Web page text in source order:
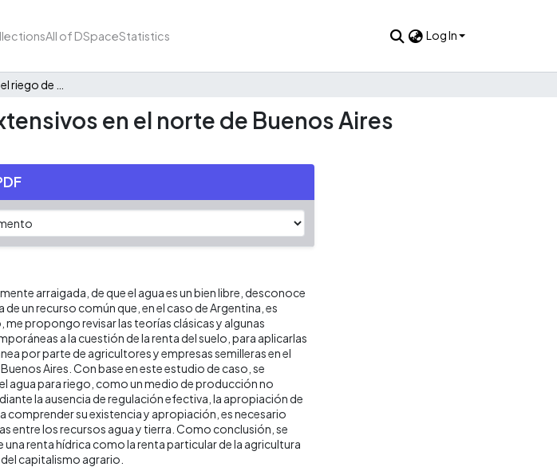
All of DSpaceStatistics Log In
en el norte de Buenos Aires
arraigada, de que el agua es un bien libre, desconoce
de un recurso común que, en el caso de Argentina, es
me propongo revisar las teorías clásicas y algunas
a la cuestión de la renta del suelo, para aplicarlas
por parte de agricultores y empresas semilleras en el
Aires. Con base en este estudio de caso, se
agua para riego, como un medio de producción no
la ausencia de regulación efectiva, la apropiación de
comprender su existencia y apropiación, es necesario
entre los recursos agua y tierra. Como conclusión, se
una renta hídrica como la renta particular de la agricultura
capitalismo agrario.